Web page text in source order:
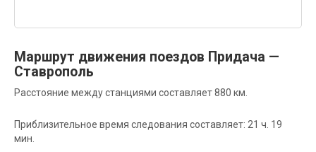
Маршрут движения поездов Придача —
Ставрополь
Расстояние между станциями составляет 880 км.
Приблизительное время следования составляет: 21 ч. 19
мин.